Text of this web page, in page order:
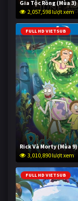
Gia Tộc Rồng (Mùa 3)
2,057,598 lượt xem
FULL HD VIETSUB
Rick Và Morty (Mùa 9)
3,010,890 lượt xem
FULL HD VIETSUB